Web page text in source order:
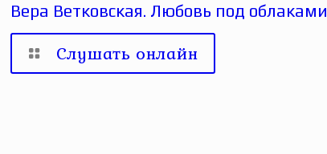
Вера Ветковская. Любовь под облаками
Слушать онлайн